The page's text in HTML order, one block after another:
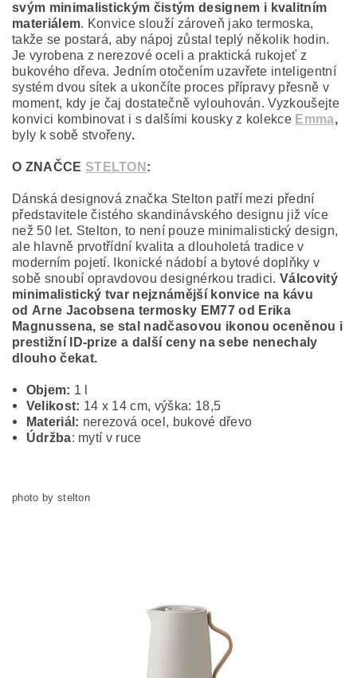
svým minimalistickým čistým designem i kvalitním
materiálem. Konvice slouží zároveň jako termoska,
takže se postará, aby nápoj zůstal teplý několik hodin.
Je vyrobena z nerezové oceli a praktická rukojeť z
bukového dřeva. Jedním otočením uzavřete inteligentní
systém dvou sítek a ukončíte proces přípravy přesně v
moment, kdy je čaj dostatečně vylouhován. Vyzkoušejte
konvici kombinovat i s dalšími kousky z kolekce Emma,
byly k sobě stvořeny.
O ZNAČCE STELTON :
Dánská designová značka Stelton patří mezi přední
představitele čistého skandinávského designu již více
než 50 let. Stelton, to není pouze minimalistický design,
ale hlavně prvotřídní kvalita a dlouholetá tradice v
moderním pojetí. Ikonické nádobí a bytové doplňky v
sobě snoubí opravdovou designérkou tradici.Válcovitý
minimalistický tvar nejznámější konvice na kávu
od Arne Jacobsena termosky EM77 od Erika
Magnussena, se stal nadčasovou ikonou oceněnou i
prestižní ID-prize a další ceny na sebe nenechaly
dlouho čekat.
Objem: 1 l
Velikost: 14 x 14 cm, výška: 18,5
Materiál: nerezová ocel, bukové dřevo
Údržba: mytí v ruce
photo by stelton